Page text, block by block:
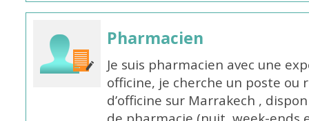
Pharmacien
Je suis pharmacien avec une
officine, je cherche un poste
d’officine sur Marrakech ,